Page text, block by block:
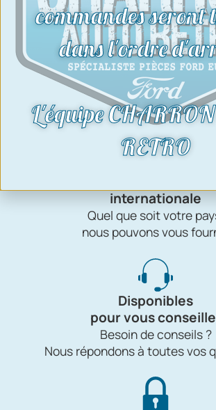
Expertise
d'un passionné
Charron Auto Rétro, c'est
affaire de passion !
internationale
Quel que soit votre
nous pouvons vous
Disponibles
pour vous
Besoin de conseils ?
Nous répondons à toutes vos
commandes seront
dans l'ordre
L'équipe
RETRO